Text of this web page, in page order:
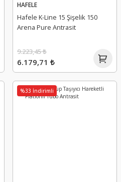
HAFELE
Hafele K-Line 15 Şişelik 150
Arena Pure Antrasit
6.179,71 ₺
9.223,45 ₺
%33 İndirimli